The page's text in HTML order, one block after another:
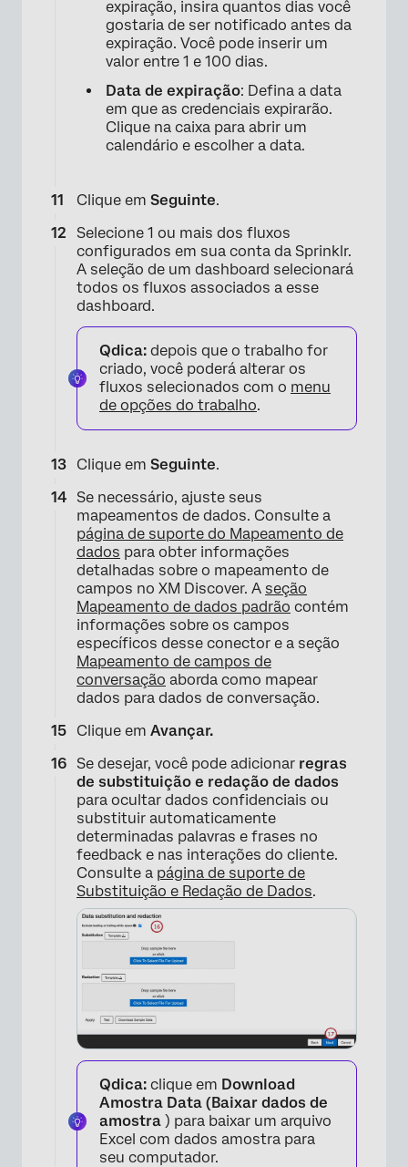
×
expiração, insira quantos dias você
gostaria de ser notificado antes da
expiração. Você pode inserir um
valor entre 1 e 100 dias.
Data de expiração: Defina a data
em que as credenciais expirarão.
Clique na caixa para abrir um
calendário e escolher a data.
Clique em Seguinte.
Selecione 1 ou mais dos fluxos
configurados em sua conta da Sprinklr.
A seleção de um dashboard selecionará
todos os fluxos associados a esse
dashboard.
Qdica: depois que o trabalho for
criado, você poderá alterar os
fluxos selecionados com o menu
de opções do trabalho.
Clique em Seguinte.
Se necessário, ajuste seus
mapeamentos de dados. Consulte a
página de suporte do Mapeamento de
dados para obter informações
detalhadas sobre o mapeamento de
campos no XM Discover. A seção
Mapeamento de dados padrão contém
informações sobre os campos
específicos desse conector e a seção
Mapeamento de campos de
conversação aborda como mapear
dados para dados de conversação.
Clique em Avançar.
Se desejar, você pode adicionar regras
de substituição e redação de dados
para ocultar dados confidenciais ou
substituir automaticamente
determinadas palavras e frases no
feedback e nas interações do cliente.
Consulte a página de suporte de
Substituição e Redação de Dados.
Qdica: clique em Download
Amostra Data (Baixar dados de
amostra ) para baixar um arquivo
Excel com dados amostra para
seu computador.